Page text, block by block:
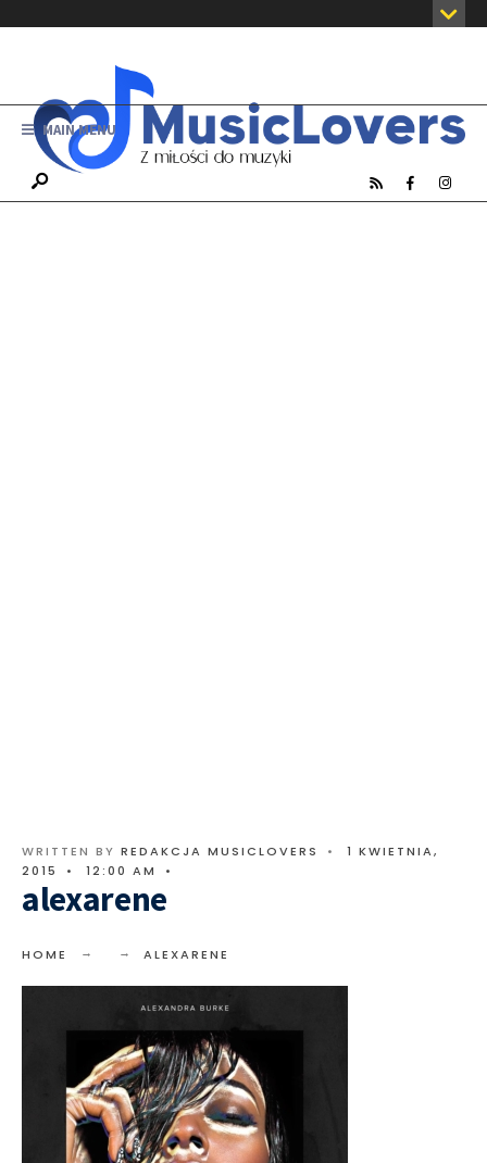
MAIN MENU
WRITTEN BY REDAKCJA MUSICLOVERS •
1 KWIETNIA,
2015
• 12:00 AM •
alexarene
HOME ALEXARENE